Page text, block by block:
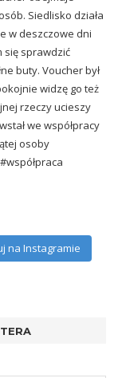
na Instagramie